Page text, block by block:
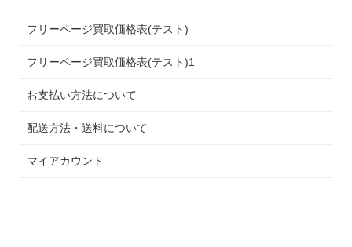
フリーページ買取価格表(テスト)
フリーページ買取価格表(テスト)1
お支払い方法について
配送方法・送料について
マイアカウント